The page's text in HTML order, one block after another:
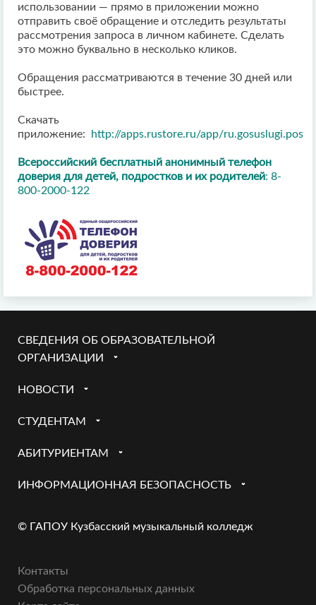
использовании — прямо в приложении можно
отправить своё обращение и отследить результаты
рассмотрения запроса в личном кабинете. Сделать
это можно буквально в несколько кликов.
Обращения рассматриваются в течение 30 дней или
быстрее.
Скачать
приложение:
http://apps.rustore.ru/app/ru.gosuslugi.pos
Всероссийский бесплатный анонимный телефон
доверия для детей, подростков и их родителей: 8-
800-2000-122
СВЕДЕНИЯ ОБ ОБРАЗОВАТЕЛЬНОЙ
ОРГАНИЗАЦИИ
НОВОСТИ
СТУДЕНТАМ
АБИТУРИЕНТАМ
ИНФОРМАЦИОННАЯ БЕЗОПАСНОСТЬ
© ГАПОУ Кузбасский музыкальный колледж
Контакты
Обработка персональных данных